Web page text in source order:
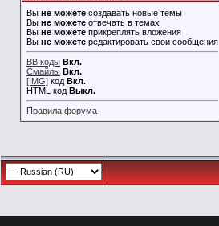
Вы не можете создавать новые темы
Вы не можете отвечать в темах
Вы не можете прикреплять вложения
Вы не можете редактировать свои сообщения
BB коды Вкл.
Смайлы Вкл.
[IMG] код Вкл.
HTML код Выкл.
Правила форума